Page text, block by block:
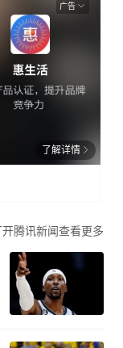
广告
了解详情
开腾讯新闻查看更多